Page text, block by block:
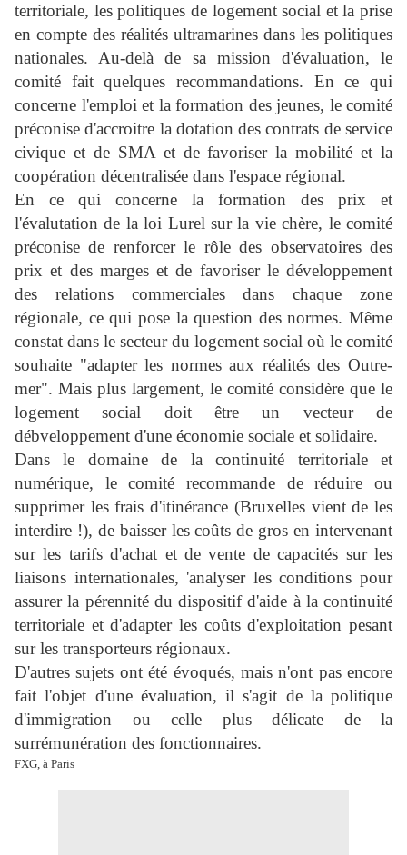
territoriale, les politiques de logement social et la prise
en compte des réalités ultramarines dans les politiques
nationales. Au-delà de sa mission d'évaluation, le
comité fait quelques recommandations. En ce qui
concerne l'emploi et la formation des jeunes, le comité
préconise d'accroitre la dotation des contrats de service
civique et de SMA et de favoriser la mobilité et la
coopération décentralisée dans l'espace régional.
En ce qui concerne la formation des prix et
l'évalutation de la loi Lurel sur la vie chère, le comité
préconise de renforcer le rôle des observatoires des
prix et des marges et de favoriser le développement
des relations commerciales dans chaque zone
régionale, ce qui pose la question des normes. Même
constat dans le secteur du logement social où le comité
souhaite "adapter les normes aux réalités des Outre-
mer". Mais plus largement, le comité considère que le
logement social doit être un vecteur de
débveloppement d'une économie sociale et solidaire.
Dans le domaine de la continuité territoriale et
numérique, le comité recommande de réduire ou
supprimer les frais d'itinérance (Bruxelles vient de les
interdire !), de baisser les coûts de gros en intervenant
sur les tarifs d'achat et de vente de capacités sur les
liaisons internationales, 'analyser les conditions pour
assurer la pérennité du dispositif d'aide à la continuité
territoriale et d'adapter les coûts d'exploitation pesant
sur les transporteurs régionaux.
D'autres sujets ont été évoqués, mais n'ont pas encore
fait l'objet d'une évaluation, il s'agit de la politique
d'immigration ou celle plus délicate de la
surrémunération des fonctionnaires.
FXG, à Paris